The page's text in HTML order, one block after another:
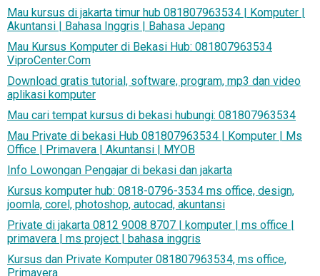
Mau kursus di jakarta timur hub 081807963534 | Komputer |
Akuntansi | Bahasa Inggris | Bahasa Jepang
Mau Kursus Komputer di Bekasi Hub: 081807963534
ViproCenter.Com
Download gratis tutorial, software, program, mp3 dan video
aplikasi komputer
Mau cari tempat kursus di bekasi hubungi: 081807963534
Mau Private di bekasi Hub 081807963534 | Komputer | Ms
Office | Primavera | Akuntansi | MYOB
Info Lowongan Pengajar di bekasi dan jakarta
Kursus komputer hub: 0818-0796-3534 ms office, design,
joomla, corel, photoshop, autocad, akuntansi
Private di jakarta 0812 9008 8707 | komputer | ms office |
primavera | ms project | bahasa inggris
Kursus dan Private Komputer 081807963534, ms office,
Primavera